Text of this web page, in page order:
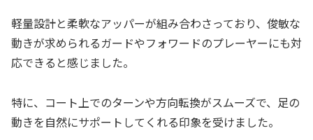
軽量設計と柔軟なアッパーが組み合わさっており、俊敏な
動きが求められるガードやフォワードのプレーヤーにも対
応できると感じました。
特に、コート上でのターンや方向転換がスムーズで、足の
動きを自然にサポートしてくれる印象を受けました。